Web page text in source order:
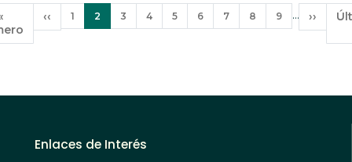
Paginación
Página
anterior
‹‹ Página
1
Página
actual
2 Página
3 Página
4 Página
5 Página
6 Página
7 Página
8 Página
9 …
página
››
Enlaces de Interés